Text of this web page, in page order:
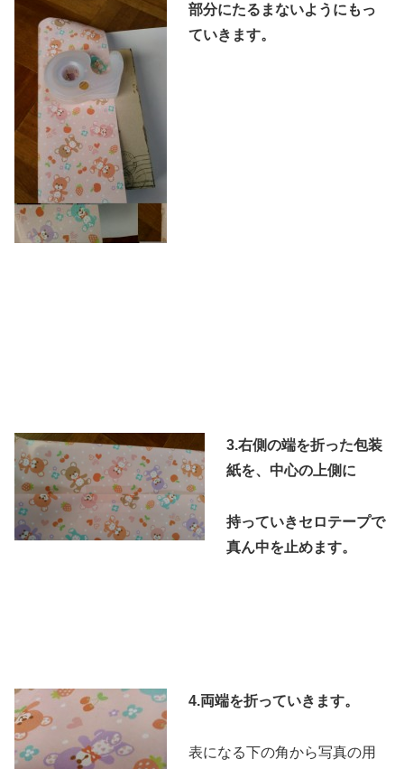
部分にたるまないようにもっ
ていきます。
3.右側の端を折った包装
紙を、中心の上側に
持っていきセロテープで
真ん中を止めます。
4.両端を折っていきます。
表になる下の角から写真の用